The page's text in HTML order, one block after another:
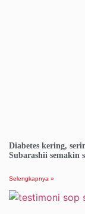
Diabetes kering,
Subarashii semakin
Selengkapnya »